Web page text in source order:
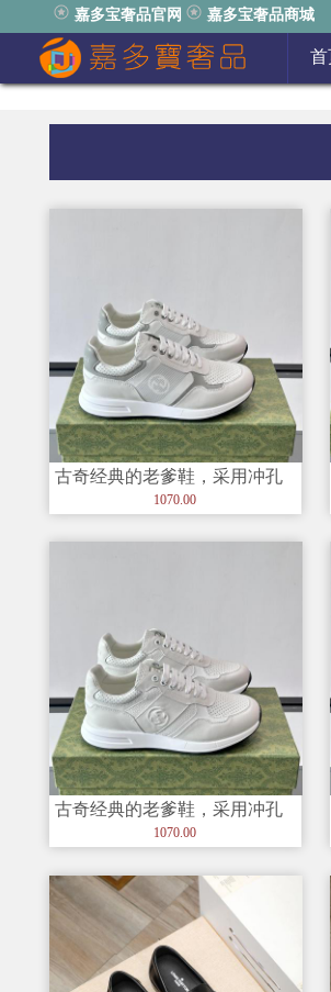
嘉多宝奢品官网 嘉多宝奢品商城
首
古奇经典的老爹鞋，采用冲孔
与皮革拼接设计，鞋身侧面有
1070.00
古奇经典的老爹鞋，采用冲孔
与皮革拼接设计，鞋身侧面有
1070.00